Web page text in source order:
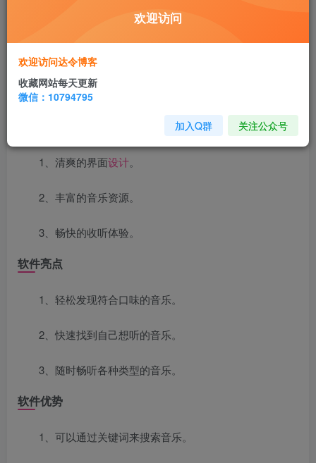
味的你，平常喜欢听音乐的你可不要错过了这款宝藏软件。
1、清爽的界面设计。
2、丰富的音乐资源。
3、畅快的收听体验。
软件亮点
1、轻松发现符合口味的音乐。
2、快速找到自己想听的音乐。
3、随时畅听各种类型的音乐。
软件优势
1、可以通过关键词来搜索音乐。
欢迎访问
欢迎访问达令博客
收藏网站每天更新
微信：10794795
加入Q群 关注公众号